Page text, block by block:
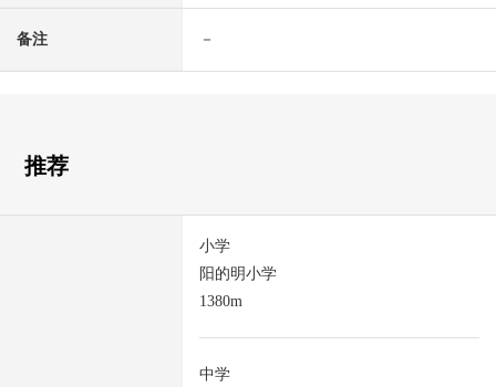
备注 －
推荐
小学
阳的明小学
1380m
中学